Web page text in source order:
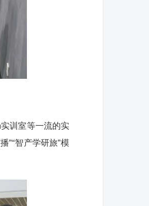
训室等一流的实
”“智产学研旅”模